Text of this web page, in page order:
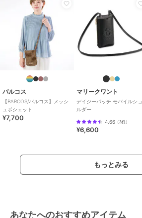
バルコス
【BARCOS/バルコス】メッシ
ュポシェット
¥7,700
マリークワント
デイジーパッチ モバイルショ
ルダー
4.66 （3件）
¥6,600
もっとみる
あなたへのおすすめアイテム